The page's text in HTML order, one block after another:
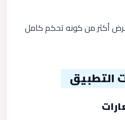
أكثر من كونه تحكم كامل
التطبيق